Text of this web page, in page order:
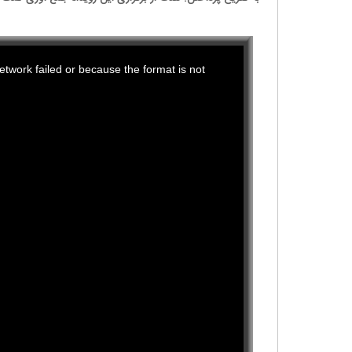
failed or because the format is not